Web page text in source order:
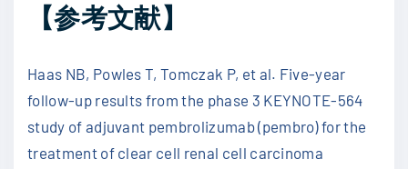
【参考文献】
Haas NB, Powles T, Tomczak P, et al. Five-year
follow-up results from the phase 3 KEYNOTE-564
study of adjuvant pembrolizumab (pembro) for the
treatment of clear cell renal cell carcinoma